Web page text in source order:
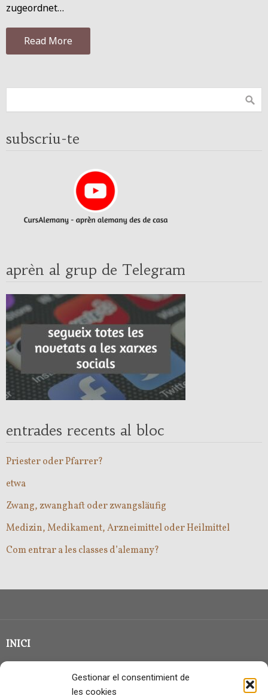
Gestionar el consentimient de
les cookies
zugeordnet…
Read More
subscriu-te
aprèn al grup de Telegram
entrades recents al bloc
Priester oder Pfarrer?
etwa
Zwang, zwanghaft oder zwangsläufig
Medizin, Medikament, Arzneimittel oder Heilmittel
Com entrar a les classes d’alemany?
INICI
CLASSE EN GRUP